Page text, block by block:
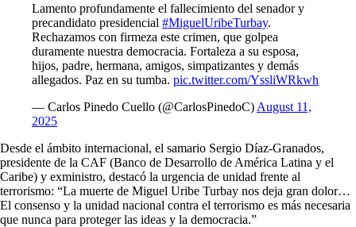
Lamento profundamente el fallecimiento del senador y
precandidato presidencial #MiguelUribeTurbay.
Rechazamos con firmeza este crimen, que golpea
duramente nuestra democracia. Fortaleza a su esposa,
hijos, padre, hermana, amigos, simpatizantes y demás
allegados. Paz en su tumba. pic.twitter.com/YssliWRkwh
— Carlos Pinedo Cuello (@CarlosPinedoC) August 11,
2025
Desde el ámbito internacional, el samario Sergio Díaz-Granados,
presidente de la CAF (Banco de Desarrollo de América Latina y el
Caribe) y exministro, destacó la urgencia de unidad frente al
terrorismo: “La muerte de Miguel Uribe Turbay nos deja gran dolor…
El consenso y la unidad nacional contra el terrorismo es más necesaria
que nunca para proteger las ideas y la democracia.”